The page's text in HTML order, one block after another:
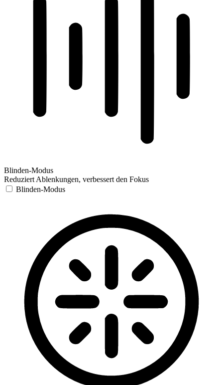
Blinden-Modus
Reduziert Ablenkungen, verbessert den Fokus
Blinden-Modus